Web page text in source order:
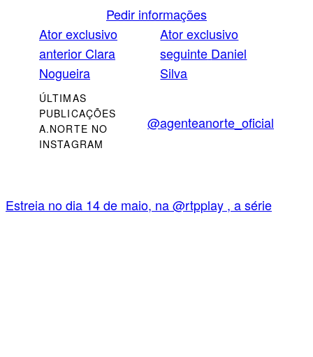
Pedir informações
Ator exclusivo
anteriorClara
Nogueira
Ator exclusivo
seguinte Daniel
Silva
ÚLTIMAS
PUBLICAÇÕES
A.NORTE NO
INSTAGRAM
@agenteanorte_oficial
Estreia no dia 14 de maio, na @rtpplay , a série